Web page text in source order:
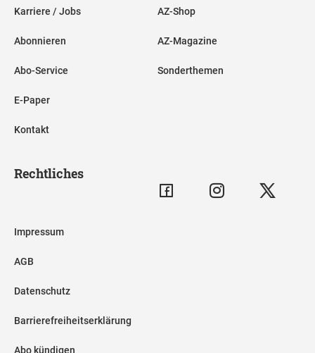
Karriere / Jobs
Abonnieren
Abo-Service
E-Paper
Kontakt
AZ-Shop
AZ-Magazine
Sonderthemen
Rechtliches
Impressum
AGB
Datenschutz
Barrierefreiheitserklärung
Abo kündigen